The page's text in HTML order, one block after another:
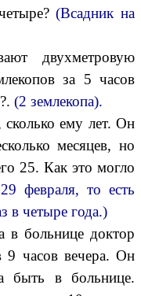
(Всадник на
двухметровую
за 5 часов
(2 землекопа).
сколько ему лет. Он
месяцев, но
25. Как это могло
февраля, то есть
в четыре года.)
в больнице доктор
9 часов вечера. Он
быть в больнице.